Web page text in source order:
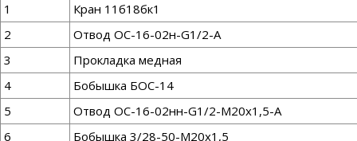
1
Кран 11б18бк1
2
Отвод ОС-16-02н-G1/2-А
3
Прокладка медная
4
Бобышка БОС-14
5
Отвод ОС-16-02нн-G1/2-М20х1,5-А
6
Бобышка 3/28-50-М20х1,5